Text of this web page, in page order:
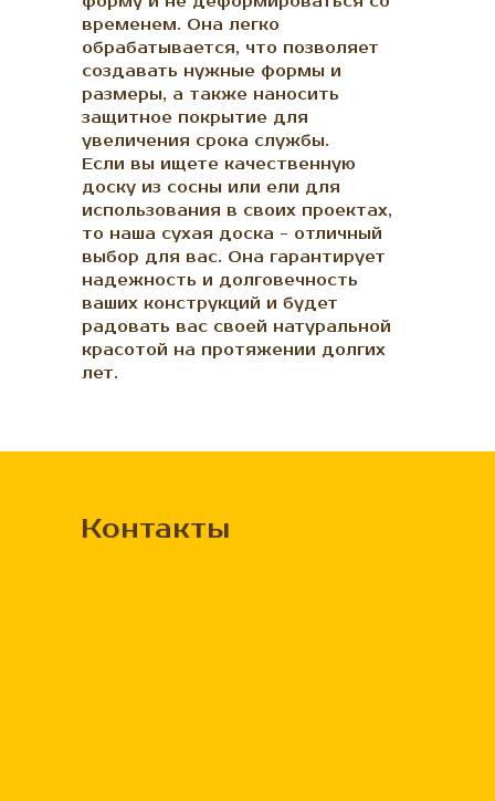
временем. Она легко
обрабатывается, что позволяет
создавать нужные формы и
размеры, а также наносить
защитное покрытие для
увеличения срока службы.
Если вы ищете качественную
доску из сосны или ели для
использования в своих проектах,
то наша сухая доска - отличный
выбор для вас. Она гарантирует
надежность и долговечность
ваших конструкций и будет
радовать вас своей натуральной
красотой на протяжении долгих
лет.
Контакты